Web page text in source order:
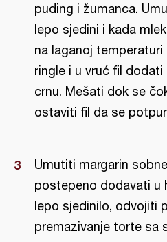
puding i žumanca.
lepo sjedini i kada
na laganoj
ringle i u vruć fil
crnu. Mešati dok se
ostaviti fil da se
Umutiti margarin
postepeno dodavati u
lepo sjedinilo, odvojiti
premazivanje torte sa